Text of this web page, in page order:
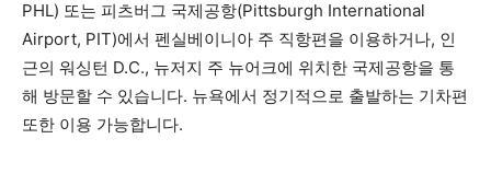
PHL) 또는 피츠버그 국제공항(Pittsburgh International
Airport, PIT)에서 펜실베이니아 주 직항편을 이용하거나, 인
근의 워싱턴 D.C., 뉴저지 주 뉴어크에 위치한 국제공항을 통
해 방문할 수 있습니다. 뉴욕에서 정기적으로 출발하는 기차편
또한 이용 가능합니다.